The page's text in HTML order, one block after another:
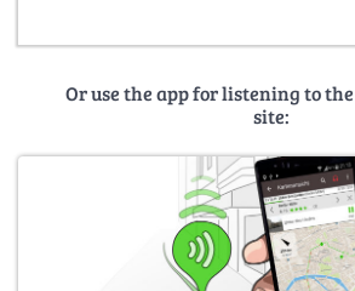
Or use the app for listening to
site: